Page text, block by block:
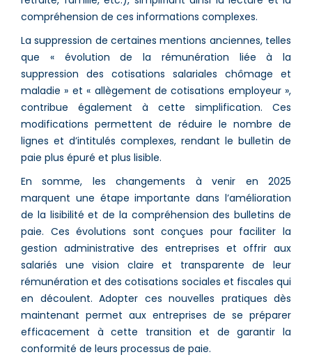
compréhension de ces informations complexes​.
La suppression de certaines mentions anciennes, telles
que « évolution de la rémunération liée à la
suppression des cotisations salariales chômage et
maladie » et « allègement de cotisations employeur »,
contribue également à cette simplification. Ces
modifications permettent de réduire le nombre de
lignes et d’intitulés complexes, rendant le bulletin de
paie plus épuré et plus lisible​.
En somme, les changements à venir en 2025
marquent une étape importante dans l’amélioration
de la lisibilité et de la compréhension des bulletins de
paie. Ces évolutions sont conçues pour faciliter la
gestion administrative des entreprises et offrir aux
salariés une vision claire et transparente de leur
rémunération et des cotisations sociales et fiscales qui
en découlent. Adopter ces nouvelles pratiques dès
maintenant permet aux entreprises de se préparer
efficacement à cette transition et de garantir la
conformité de leurs processus de paie​.